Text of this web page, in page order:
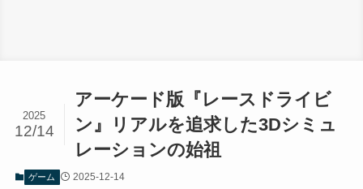
アーケード版『レースドライビ
ン』リアルを追求した3Dシミュ
レーションの始祖
2025
12/14
ゲーム 2025-12-14